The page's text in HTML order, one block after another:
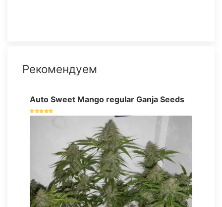
Рекомендуем
Auto Sweet Mango regular Ganja Seeds